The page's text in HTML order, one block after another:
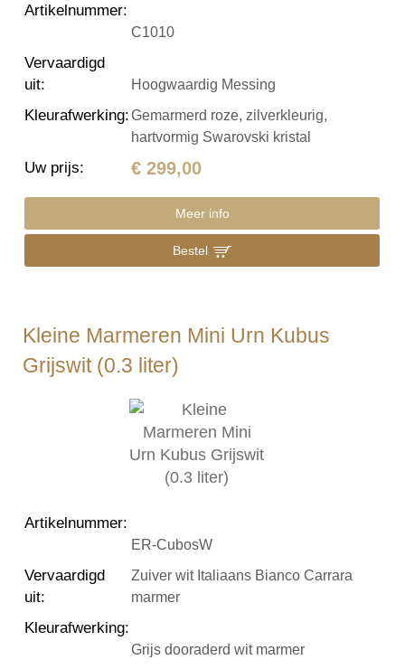
Artikelnummer:
C1010
Vervaardigd
uit: Hoogwaardig Messing
Kleurafwerking:Gemarmerd roze, zilverkleurig,
hartvormig Swarovski kristal
Uw prijs: € 299,00
Meer info
Bestel
Kleine Marmeren Mini Urn Kubus
Grijswit (0.3 liter)
Artikelnummer:
ER-CubosW
Vervaardigd
uit:
Zuiver wit Italiaans Bianco Carrara
marmer
Kleurafwerking:
Grijs dooraderd wit marmer